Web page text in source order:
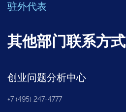
驻外代表
其他部门联系方式
创业问题分析中心
+7 (495) 247-4777